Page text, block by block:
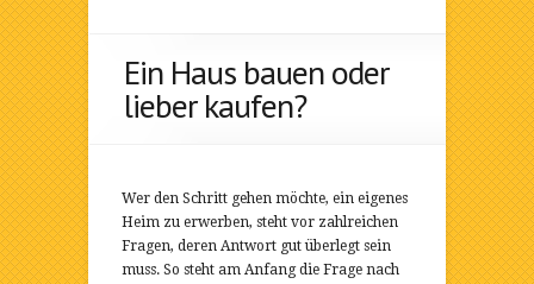
Ein Haus bauen oder
lieber kaufen?
Wer den Schritt gehen möchte, ein eigenes
Heim zu erwerben, steht vor zahlreichen
Fragen, deren Antwort gut überlegt sein
muss. So steht am Anfang die Frage nach